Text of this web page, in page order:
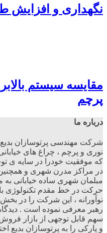
و افزایش
سیستم
ما
مهندسی پرتوسازان بدیع
و پرچم ، چراغ های
موفقیت خودرا در سایه ی
مراکز مدرن شهری و همچنین
شهری ساده خیابانی به
در خط مقدم تکنولوژی با
، این شرکت را در
معرفی نموده است . دیدگاه
قابل توجهی از بازار فروش
پارکی را به پرتوسازان بدیع